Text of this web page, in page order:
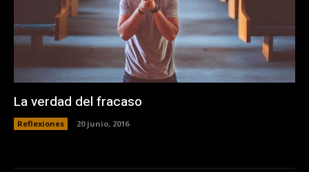
La verdad del fracaso
Reflexiones 20 junio, 2016